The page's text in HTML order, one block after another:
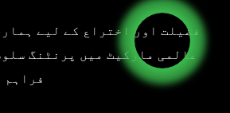
فضیلت اور اختراع کے لیے
عالمی مارکیٹ میں پرنٹنگ
فراہم